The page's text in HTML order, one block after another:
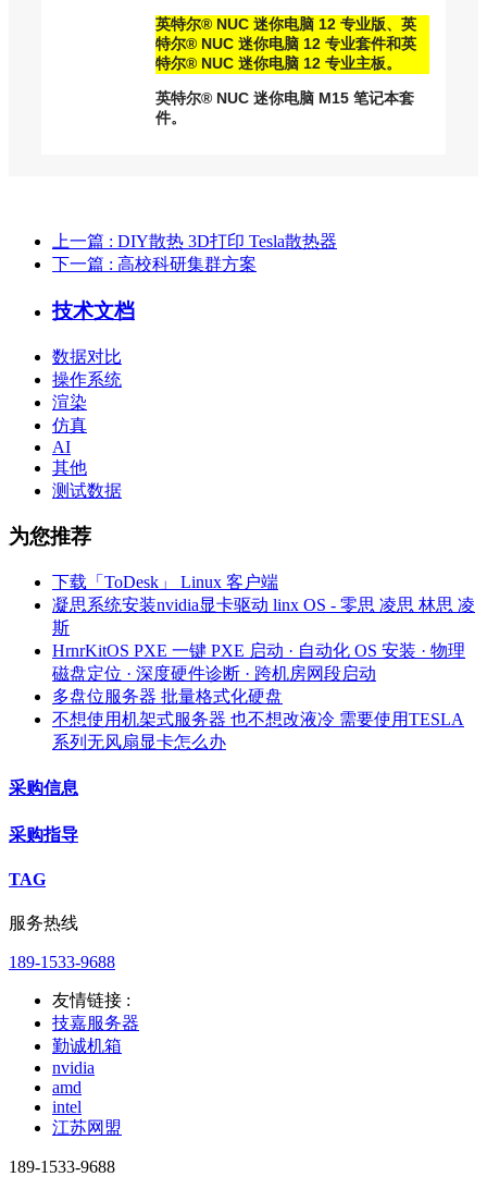
英特尔® NUC 迷你电脑 12 专业版、英
特尔® NUC 迷你电脑 12 专业套件和英
特尔® NUC 迷你电脑 12 专业主板。
英特尔® NUC 迷你电脑 M15 笔记本套
件。
上一篇 : DIY散热 3D打印 Tesla散热器
下一篇 : 高校科研集群方案
技术文档
数据对比
操作系统
渲染
仿真
AI
其他
测试数据
为您推荐
下载「ToDesk」 Linux 客户端
凝思系统安装nvidia显卡驱动 linx OS - 零思 凌思 林思 凌
斯
HrnrKitOS PXE 一键 PXE 启动 · 自动化 OS 安装 · 物理
磁盘定位 · 深度硬件诊断 · 跨机房网段启动
多盘位服务器 批量格式化硬盘
不想使用机架式服务器 也不想改液冷 需要使用TESLA
系列无风扇显卡怎么办
采购信息
采购指导
TAG
服务热线
189-1533-9688
友情链接 :
技嘉服务器
勤诚机箱
nvidia
amd
intel
江苏网盟
189-1533-9688